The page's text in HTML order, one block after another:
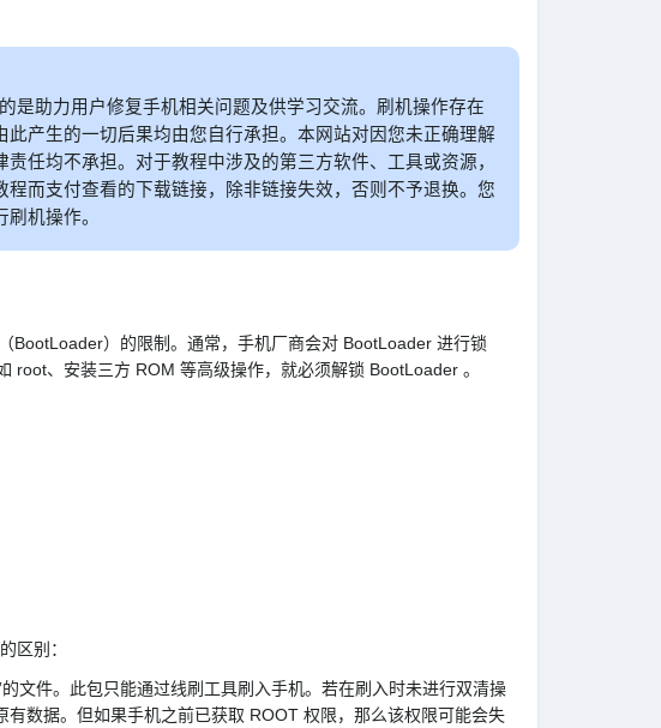
是助力用户修复手机相关问题及供学习交流。刷机操作存在
产生的一切后果均由您自行承担。本网站对因您未正确理解
任均不承担。对于教程中涉及的第三方软件、工具或资源，
而支付查看的下载链接，除非链接失效，否则不予退换。您
机操作。
）的限制。通常，手机厂商会对 BootLoader 进行锁
root、安装三方 ROM 等高级操作，就必须解锁 BootLoader 。
区别：
文件。此包只能通过线刷工具刷入手机。若在刷入时未进行双清操
数据。但如果手机之前已获取 ROOT 权限，那么该权限可能会失